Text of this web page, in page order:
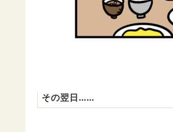
その翌日……